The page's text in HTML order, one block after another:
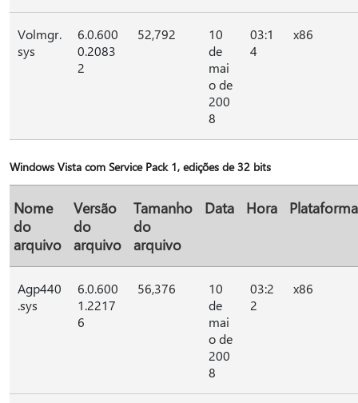
Volmgr.
sys
6.0.600
0.2083
2
52,792
10
de
mai
o de
200
8
03:1
4
x86
Windows Vista com Service Pack 1, edições de 32 bits
Nome
do
arquivo
Versão
do
arquivo
Tamanho
do
arquivo
Data Hora Plataforma
Agp440
.sys
6.0.600
1.2217
6
56,376
10
de
mai
o de
200
8
03:2
2
x86